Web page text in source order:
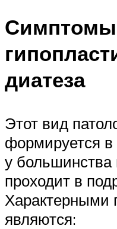
диатеза
Этот вид
формируется в
у большинства
проходит в
Характерными
являются: